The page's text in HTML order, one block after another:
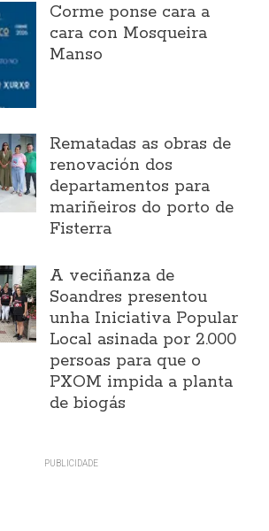
Corme ponse cara a
cara con Mosqueira
Manso
Rematadas as obras de
renovación dos
departamentos para
mariñeiros do porto de
Fisterra
A veciñanza de
Soandres presentou
unha Iniciativa Popular
Local asinada por 2.000
persoas para que o
PXOM impida a planta
de biogás